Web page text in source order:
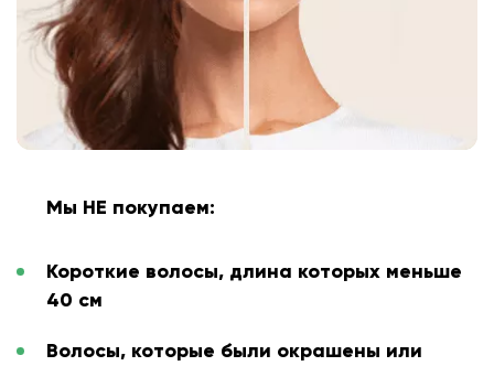
Мы НЕ покупаем:
Короткие волосы, длина которых меньше
40 см
Волосы, которые были окрашены или